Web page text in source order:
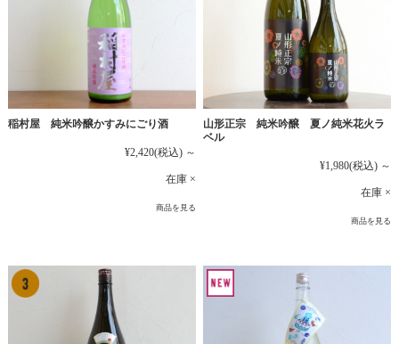
稲村屋 純米吟醸かすみにごり酒
¥2,420(税込) ～
在庫 ×
商品を見る
山形正宗 純米吟醸 夏ノ純米花火ラ
ベル
¥1,980(税込) ～
在庫 ×
商品を見る